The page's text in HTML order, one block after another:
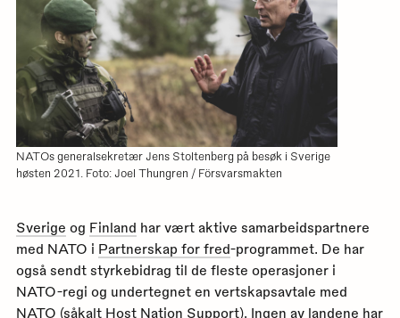
NATOs generalsekretær Jens Stoltenberg på besøk i Sverige
høsten 2021. Foto: Joel Thungren / Försvarsmakten
Sverige og Finland har vært aktive samarbeidspartnere
med NATO i Partnerskap for fred-programmet. De har
også sendt styrkebidrag til de fleste operasjoner i
NATO-regi og undertegnet en vertskapsavtale med
NATO (såkalt Host Nation Support). Ingen av landene har